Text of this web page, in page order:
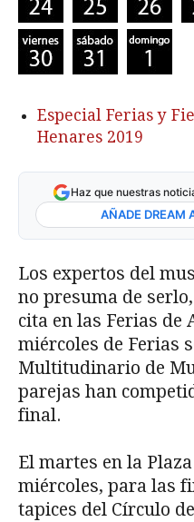
Especial Ferias y
Henares 2019
Haz que nuestras
AÑADE DREAM
Los expertos del
no presuma de
cita en las Ferias de
miércoles de Ferias
Multitudinario de
parejas han
final.
El martes en la
miércoles, para las
tapices del Círculo